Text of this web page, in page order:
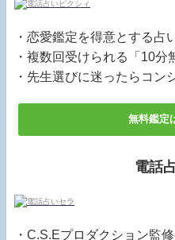
・恋愛鑑定を得意とする占
・複数回受けられる「10
・先生選びに迷ったらコン
無料鑑定
電話
・C.S.Eプロダクション監